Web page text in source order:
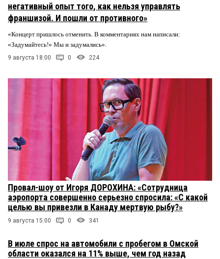
негативный опыт того, как нельзя управлять
франшизой. И пошли от противного»
«Концерт пришлось отменить. В комментариях нам написали:
«Задумайтесь!» Мы и задумались».
9 августа 18:00 0 224
Провал-шоу от Игоря ДОРОХИНА: «Сотрудница
аэропорта совершенно серьезно спросила: «С какой
целью вы привезли в Канаду мертвую рыбу?»
9 августа 15:00 0 341
В июле спрос на автомобили с пробегом в Омской
области оказался на 11% выше, чем год назад